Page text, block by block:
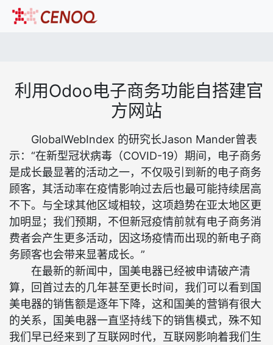
利用Odoo电子商务功能自搭建官
方网站
GlobalWebIndex 的研究长Jason Mander曾表
示：“在新型冠状病毒（COVID-19）期间，电子商务
是成长最显著的活动之一，不仅吸引到新的电子商务
顾客，其活动率在疫情影响过去后也最可能持续居高
不下。与全球其他区域相较，这项趋势在亚太地区更
加明显；我们预期，不但新冠疫情前就有电子商务消
费者会产生更多活动，因这场疫情而出现的新电子商
务顾客也会带来显著成长。”
在最新的新闻中，国美电器已经被申请破产清
算，回首过去的几年甚至更长时间，我们可以看到国
美电器的销售额是逐年下降，这和国美的营销有很大
的关系，国美电器一直坚持线下的销售模式，殊不知
我们早已经来到了互联网时代，互联网影响着我们生